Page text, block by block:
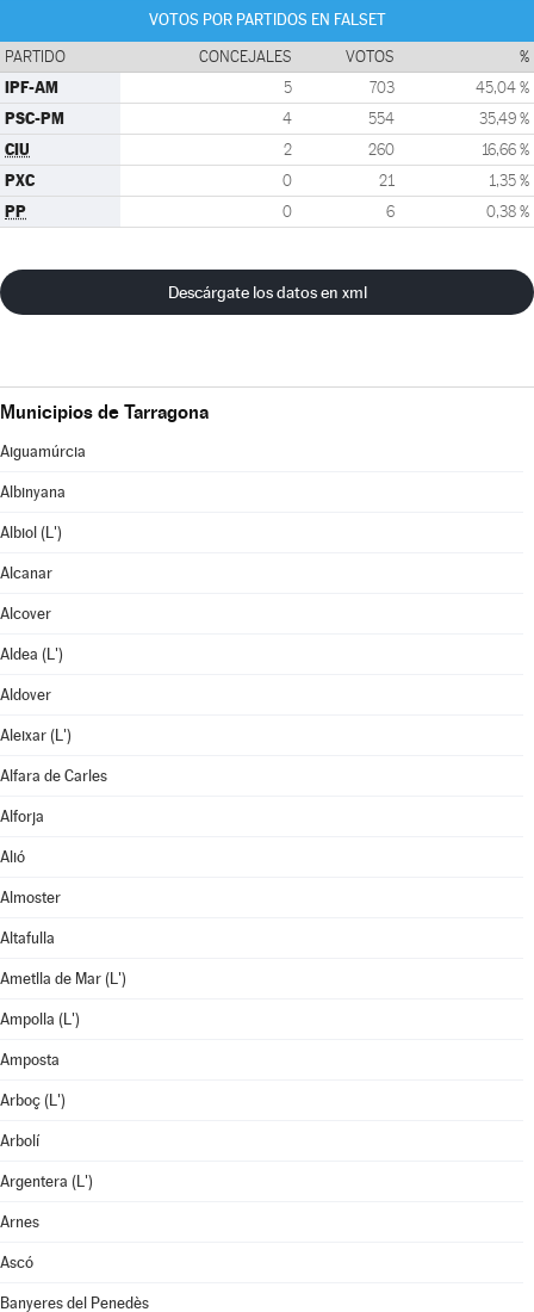
VOTOS POR PARTIDOS EN FALSET
PARTIDO CONCEJALES VOTOS %
IPF-AM 5 703 45,04 %
PSC-PM 4 554 35,49 %
CIU 2 260 16,66 %
PXC 0 21 1,35 %
PP 0 6 0,38 %
Descárgate los datos en xml
Municipios de Tarragona
Aiguamúrcia
Albinyana
Albiol (L')
Alcanar
Alcover
Aldea (L')
Aldover
Aleixar (L')
Alfara de Carles
Alforja
Alió
Almoster
Altafulla
Ametlla de Mar (L')
Ampolla (L')
Amposta
Arboç (L')
Arbolí
Argentera (L')
Arnes
Ascó
Banyeres del Penedès